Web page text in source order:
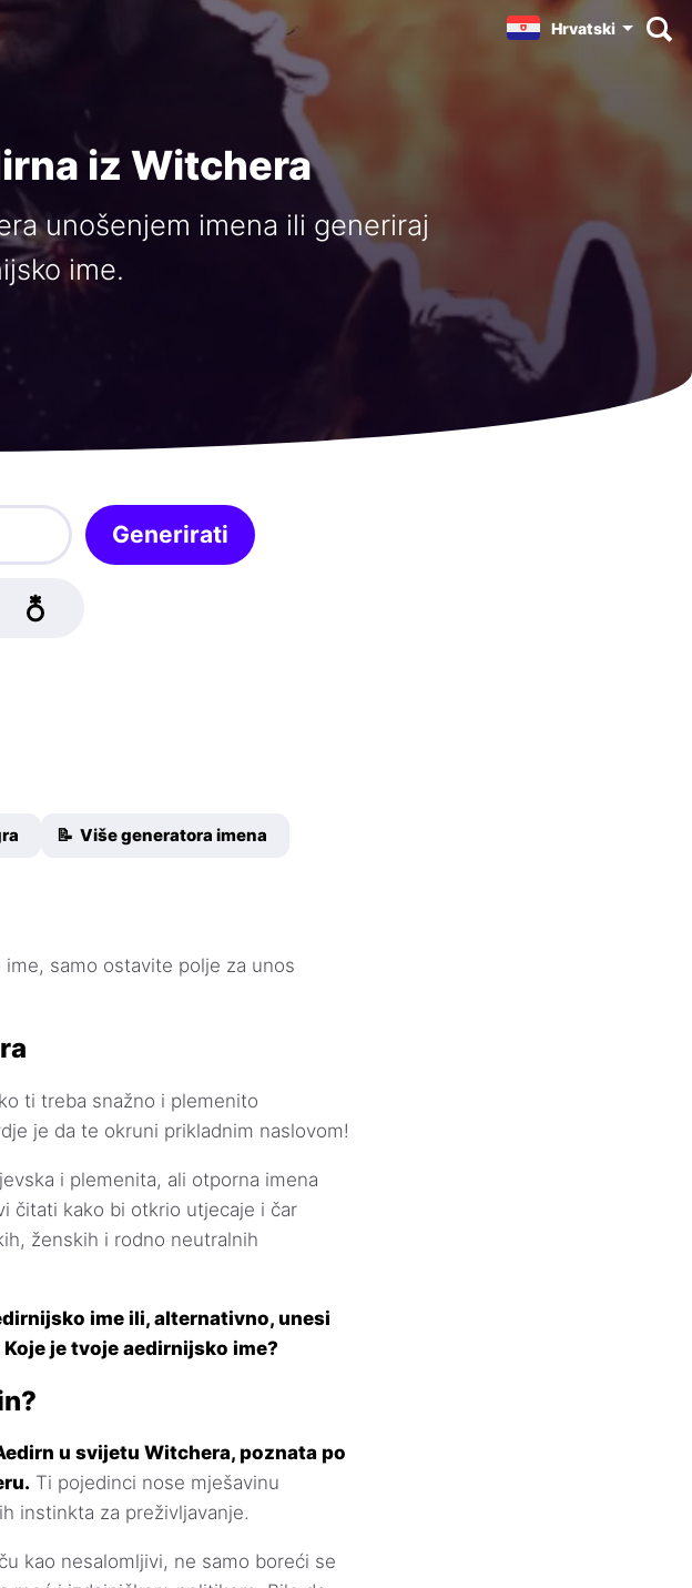
Hrvatski
iz Witchera
unošenjem imena ili generiraj
ime.
Generirati
📝 Više generatora imena
samo ostavite polje za unos
ti treba snažno i plemenito
je da te okruni prikladnim naslovom!
i plemenita, ali otporna imena
čitati kako bi otkrio utjecaje i čar
ženskih i rodno neutralnih
ime ili, alternativno, unesi
je tvoje aedirnijsko ime?
u svijetu Witchera, poznata po
Ti pojedinci nose mješavinu
instinkta za preživljavanje.
kao nesalomljivi, ne samo boreći se